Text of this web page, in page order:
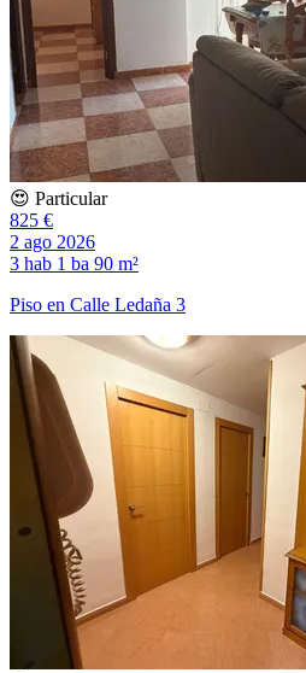
😍 Particular
825 €
2 ago 2026
3 hab 1 ba 90 m²
Piso en Calle Ledaña 3